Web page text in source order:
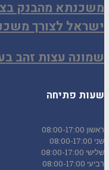
משכנתא מהבנק
ישראל לצורך
שמונה עצות זהב
שעות פתיחה
ראשון 08:00-17:00
שני 08:00-17:00
שלישי 08:00-17:00
רביעי 08:00-17:00